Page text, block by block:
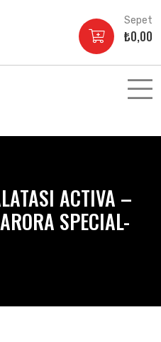
Sepet
₺0,00
ACTIVA –
SPECIAL-